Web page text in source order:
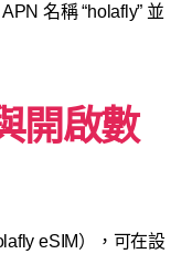
名稱 “holafly” 並
開啟數
eSIM），可在設